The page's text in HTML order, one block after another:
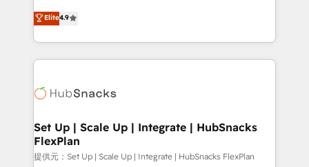
and CRM migration from any platform •
Client/member portals built on HubSpot • Custom
WooCommerce, BuilderTrend, and more Experience
the difference — reach out to see how AI + HubSpot
From HubSpot onboarding, to training, from
developing a new website to lead generation and
digital marketing; we do it all (and with great
results)! In short, our services include: - HubSpot
HubSpot development: websites, custom modules,
marketing, advertising, campaigns, content and
design We connect people, data and technology to
improve customer experiences. With our bright
Elite4.9
Set Up | Scale Up | Integrate | HubSnacks
FlexPlan
提供元：Set Up | Scale Up | Integrate | HubSnacks FlexPlan